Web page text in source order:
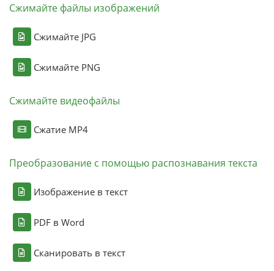
Сжимайте файлы изображений
Сжимайте JPG
Сжимайте PNG
Сжимайте видеофайлы
Сжатие MP4
Преобразование с помощью распознавания текста
Изображение в текст
PDF в Word
Сканировать в текст